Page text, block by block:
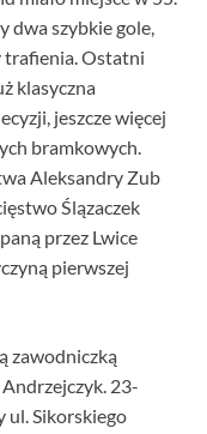
dwa szybkie gole,
trafienia. Ostatni
klasyczna
jeszcze więcej
bramkowych.
Aleksandry Zub
Ślązaczek
przez Lwice
pierwszej
zawodniczką
Andrzejczyk. 23-
ul. Sikorskiego